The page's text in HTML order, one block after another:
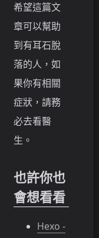
希望這篇文
章可以幫助
到有耳石脫
落的人，如
果你有相關
症狀，請務
必去看醫
生。
也許你也
會想看看
Hexo -